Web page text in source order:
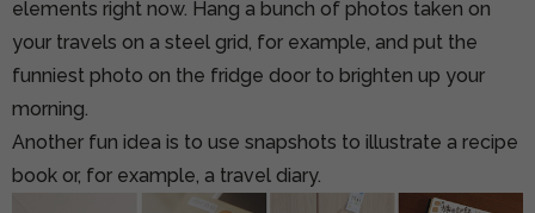
elements right now. Hang a bunch of photos taken on
your travels on a steel grid, for example, and put the
funniest photo on the fridge door to brighten up your
morning.
Another fun idea is to use snapshots to illustrate a recipe
book or, for example, a travel diary.